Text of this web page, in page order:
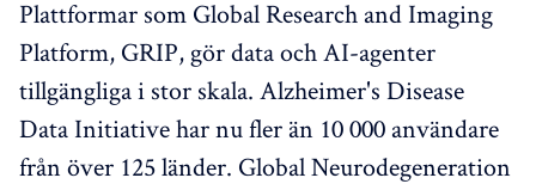
Plattformar som Global Research and Imaging
Platform, GRIP, gör data och AI-agenter
tillgängliga i stor skala. Alzheimer's Disease
Data Initiative har nu fler än 10 000 användare
från över 125 länder. Global Neurodegeneration